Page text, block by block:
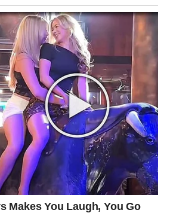
a male slučajnosti vodiće
ćete imati osjećaj da se konačno
dugo bila zatvorena.
postaje mnogo bliža
ćete upravo ovog vikenda napraviti
cilja koji vam već dugo
sa poslom, finansijama,